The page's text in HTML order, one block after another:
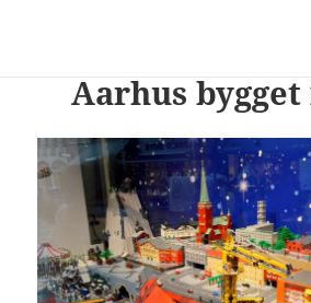
PhotoStory – en rejse
Aarhus bygget